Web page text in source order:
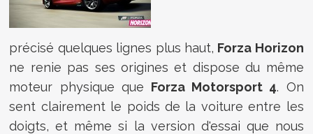
précisé quelques lignes plus haut, Forza Horizon
ne renie pas ses origines et dispose du même
moteur physique que Forza Motorsport 4. On
sent clairement le poids de la voiture entre les
doigts, et même si la version d'essai que nous